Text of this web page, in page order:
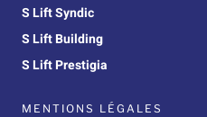
S Lift Syndic
S Lift Building
S Lift Prestigia
MENTIONS LÉGALES